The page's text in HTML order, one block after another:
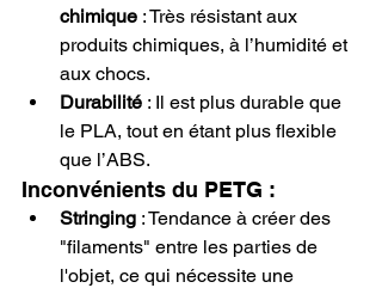
chimique : Très résistant aux
produits chimiques, à l’humidité et
aux chocs.
Durabilité : Il est plus durable que
le PLA, tout en étant plus flexible
que l’ABS.
Inconvénients du PETG :
Stringing : Tendance à créer des
"filaments" entre les parties de
l'objet, ce qui nécessite une